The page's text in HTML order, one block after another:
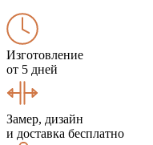
Изготовление
от 5 дней
Замер, дизайн
и доставка бесплатно